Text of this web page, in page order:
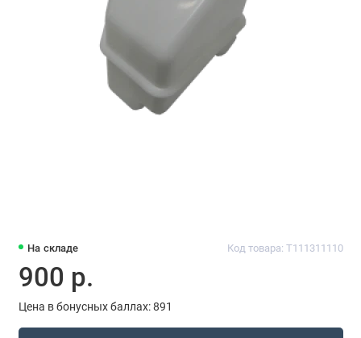
На складе Код товара: T111311110
900 р.
Цена в бонусных баллах: 891